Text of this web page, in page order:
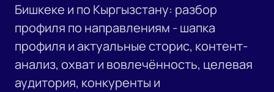
Бишкеке и по Кыргызстану: разбор
профиля по направлениям - шапка
профиля и актуальные сторис, контент-
анализ, охват и вовлечённость, целевая
аудитория, конкуренты и